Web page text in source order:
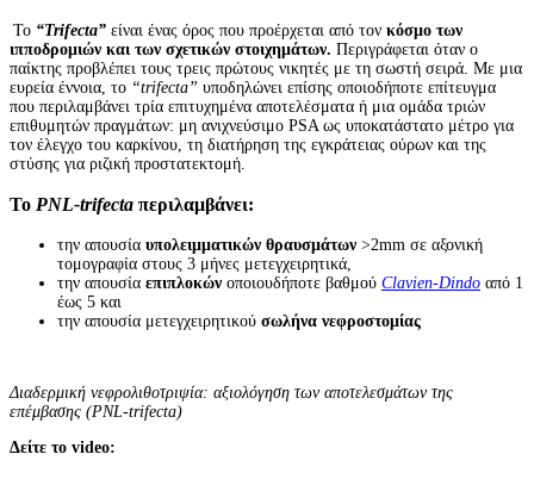
Το “Trifecta” είναι ένας όρος που προέρχεται από τον κόσμο των
ιπποδρομιών και των σχετικών στοιχημάτων. Περιγράφεται όταν ο
παίκτης προβλέπει τους τρεις πρώτους νικητές με τη σωστή σειρά. Με μια
ευρεία έννοια, το “trifecta” υποδηλώνει επίσης οποιοδήποτε επίτευγμα
που περιλαμβάνει τρία επιτυχημένα αποτελέσματα ή μια ομάδα τριών
επιθυμητών πραγμάτων: μη ανιχνεύσιμο PSA ως υποκατάστατο μέτρο για
τον έλεγχο του καρκίνου, τη διατήρηση της εγκράτειας ούρων και της
στύσης για ριζική προστατεκτομή.
Το PNL-trifecta περιλαμβάνει:
την απουσία υπολειμματικών θραυσμάτων >2mm σε αξονική
τομογραφία στους 3 μήνες μετεγχειρητικά,
την απουσία επιπλοκών οποιουδήποτε βαθμού Clavien-Dindo από 1
έως 5 και
την απουσία μετεγχειρητικού σωλήνα νεφροστομίας
Διαδερμική νεφρολιθοτριψία: αξιολόγηση των αποτελεσμάτων της
επέμβασης (PNL-trifecta)
Δείτε το video: